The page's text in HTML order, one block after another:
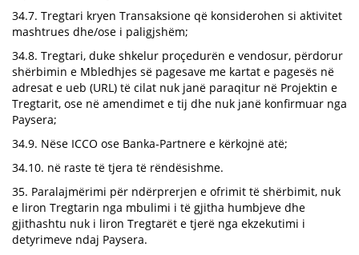
34.7. Tregtari kryen Transaksione që konsiderohen si aktivitet
mashtrues dhe/ose i paligjshëm;
34.8. Tregtari, duke shkelur proçedurën e vendosur, përdorur
shërbimin e Mbledhjes së pagesave me kartat e pagesës në
adresat e ueb (URL) të cilat nuk janë paraqitur në Projektin e
Tregtarit, ose në amendimet e tij dhe nuk janë konfirmuar nga
Paysera;
34.9. Nëse ICCO ose Banka-Partnere e kërkojnë atë;
34.10. në raste të tjera të rëndësishme.
35. Paralajmërimi për ndërprerjen e ofrimit të shërbimit, nuk
e liron Tregtarin nga mbulimi i të gjitha humbjeve dhe
gjithashtu nuk i liron Tregtarët e tjerë nga ekzekutimi i
detyrimeve ndaj Paysera.